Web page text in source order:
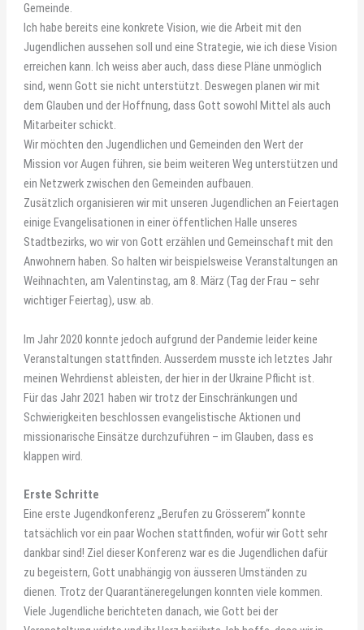
Gemeinde.
Ich habe bereits eine konkrete Vision, wie die Arbeit mit den
Jugendlichen aussehen soll und eine Strategie, wie ich diese Vision
erreichen kann. Ich weiss aber auch, dass diese Pläne unmöglich
sind, wenn Gott sie nicht unterstützt. Deswegen planen wir mit
dem Glauben und der Hoffnung, dass Gott sowohl Mittel als auch
Mitarbeiter schickt.
Wir möchten den Jugendlichen und Gemeinden den Wert der
Mission vor Augen führen, sie beim weiteren Weg unterstützen und
ein Netzwerk zwischen den Gemeinden aufbauen.
Zusätzlich organisieren wir mit unseren Jugendlichen an Feiertagen
einige Evangelisationen in einer öffentlichen Halle unseres
Stadtbezirks, wo wir von Gott erzählen und Gemeinschaft mit den
Anwohnern haben. So halten wir beispielsweise Veranstaltungen an
Weihnachten, am Valentinstag, am 8. März (Tag der Frau – sehr
wichtiger Feiertag), usw. ab.
Im Jahr 2020 konnte jedoch aufgrund der Pandemie leider keine
Veranstaltungen stattfinden. Ausserdem musste ich letztes Jahr
meinen Wehrdienst ableisten, der hier in der Ukraine Pflicht ist.
Für das Jahr 2021 haben wir trotz der Einschränkungen und
Schwierigkeiten beschlossen evangelistische Aktionen und
missionarische Einsätze durchzuführen – im Glauben, dass es
klappen wird.
Erste Schritte
Eine erste Jugendkonferenz „Berufen zu Grösserem“ konnte
tatsächlich vor ein paar Wochen stattfinden, wofür wir Gott sehr
dankbar sind! Ziel dieser Konferenz war es die Jugendlichen dafür
zu begeistern, Gott unabhängig von äusseren Umständen zu
dienen. Trotz der Quarantäneregelungen konnten viele kommen.
Viele Jugendliche berichteten danach, wie Gott bei der